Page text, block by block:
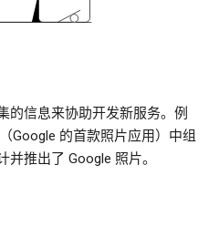
的信息来协助开发新服务。例
Google 的首款照片应用）中组
推出了 Google 照片。